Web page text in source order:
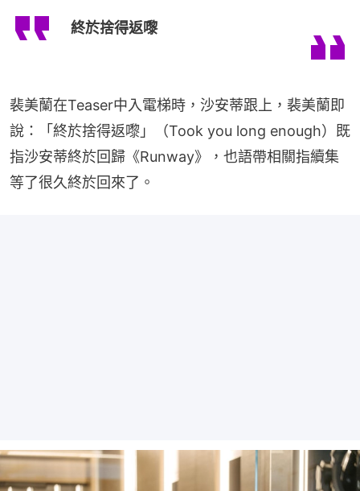
終於捨得返嚟
裴美蘭在Teaser中入電梯時，沙安蒂跟上，裴美蘭即
說：「終於捨得返嚟」（Took you long enough）既
指沙安蒂終於回歸《Runway》，也語帶相關指續集
等了很久終於回來了。